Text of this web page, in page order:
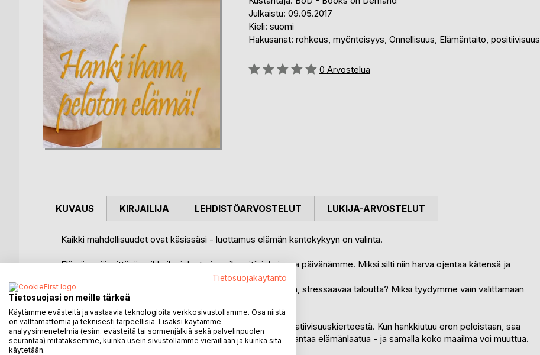
Julkaistu: 09.05.2017
Kieli: suomi
Hakusanat: rohkeus, myönteisyys, Onnellisuus, Elämäntaito, positiivisuus
Arvostelu::
0 Arvostelua
KUVAUS
Kaikki mahdollisuudet ovat käsissäsi - luottamus elämän kantokykyyn on valinta.
Elämä on jännittävä seikkailu, joka tarjoaa ihmeitä jokaisena päivänämme. Miksi silti niin harva ojentaa kätensä ja
Miksi kestämme huonoa työpaikkaa, huonoja ihmissuhteita, stressaavaa taloutta? Miksi tyydymme vain valittamaan
asioista, kun voimme muuttaa niitä?
Hanki ihana, peloton elämä! opastaa pois rajoittavasta negatiivisuuskierteestä. Kun hankkiutuu eron peloistaan, saa
elämältään enemmän, mitä tahtoo. Myönteinen vaihde parantaa elämänlaatua - ja samalla koko maailma voi muuttua.
KIRJAILIJA LEHDISTÖARVOSTELUT LUKIJA-ARVOSTELUT
Tietosuojakäytäntö
Tietosuojasi on meille tärkeä
Käytämme evästeitä ja vastaavia teknologioita verkkosivustollamme. Osa niistä
on välttämättömiä ja teknisesti tarpeellisia. Lisäksi käytämme
analyysimenetelmiä (esim. evästeitä tai sormenjälkiä sekä palvelinpuolen
seurantaa) mitataksemme, kuinka usein sivustollamme vieraillaan ja kuinka sitä
käytetään.